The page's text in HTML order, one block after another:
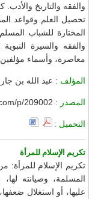
والفقه والتاريخ
تحصيل العلم وقواعد
المختارة للشباب
والفقه والسيرة
معاصرة، وأسماء مؤلفين
المؤلف : عبد الله بن جار
المصدر : p/209002
التحميل :
تكريم الإسلام للمرأة
تكريم الإسلام للمرأة:
المسلمة، وصيانته
عليها، أو استغلال